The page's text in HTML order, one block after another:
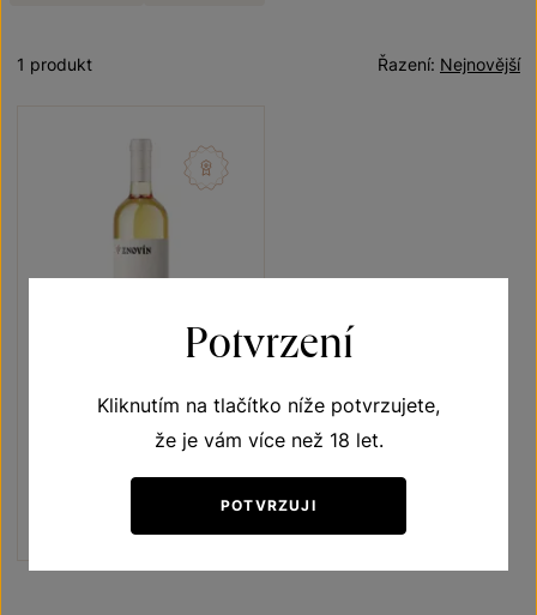
Nejnovější
Řazení:
1 produkt
Kerner
Vína s příběhem Rosnička zelená
pozdní sběr 2024
180Kč
Potvrzení
Kliknutím na tlačítko níže potvrzujete,
že je vám více než 18 let.
POTVRZUJI